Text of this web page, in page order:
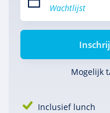
Wachtlijst
Mogelijk
Inclusief lunch